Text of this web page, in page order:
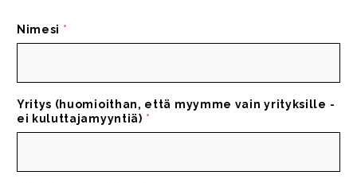
Nimesi *
Yritys (huomioithan, että myymme vain yrityksille -
ei kuluttajamyyntiä) *